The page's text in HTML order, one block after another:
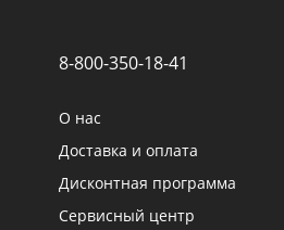
8-800-350-18-41
О нас
Доставка и оплата
Дисконтная программа
Сервисный центр